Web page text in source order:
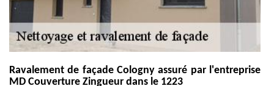
Ravalement de façade Cologny assuré par l'entreprise
MD Couverture Zingueur dans le 1223